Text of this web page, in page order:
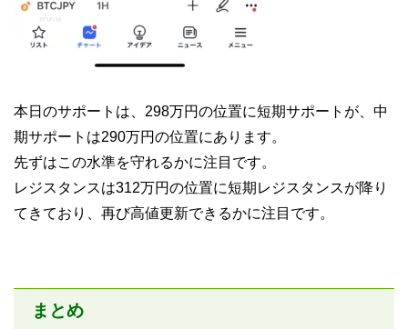
本日のサポートは、298万円の位置に短期サポートが、中
期サポートは290万円の位置にあります。
先ずはこの水準を守れるかに注目です。
レジスタンスは312万円の位置に短期レジスタンスが降り
てきており、再び高値更新できるかに注目です。
まとめ